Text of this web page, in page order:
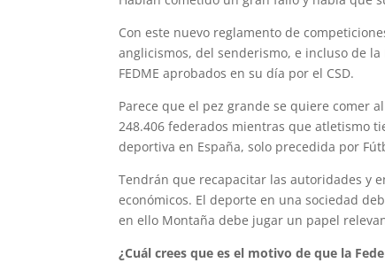
Con este nuevo reglamento de
anglicismos, del senderismo, e incluso de
FEDME aprobados en su día por el CSD.
Parece que el pez grande se quiere comer
248.406 federados mientras que atletismo
deportiva en España, solo precedida por
Tendrán que recapacitar las autoridades y
económicos. El deporte en una sociedad
en ello Montaña debe jugar un papel
¿Cuál crees que es el motivo de que la